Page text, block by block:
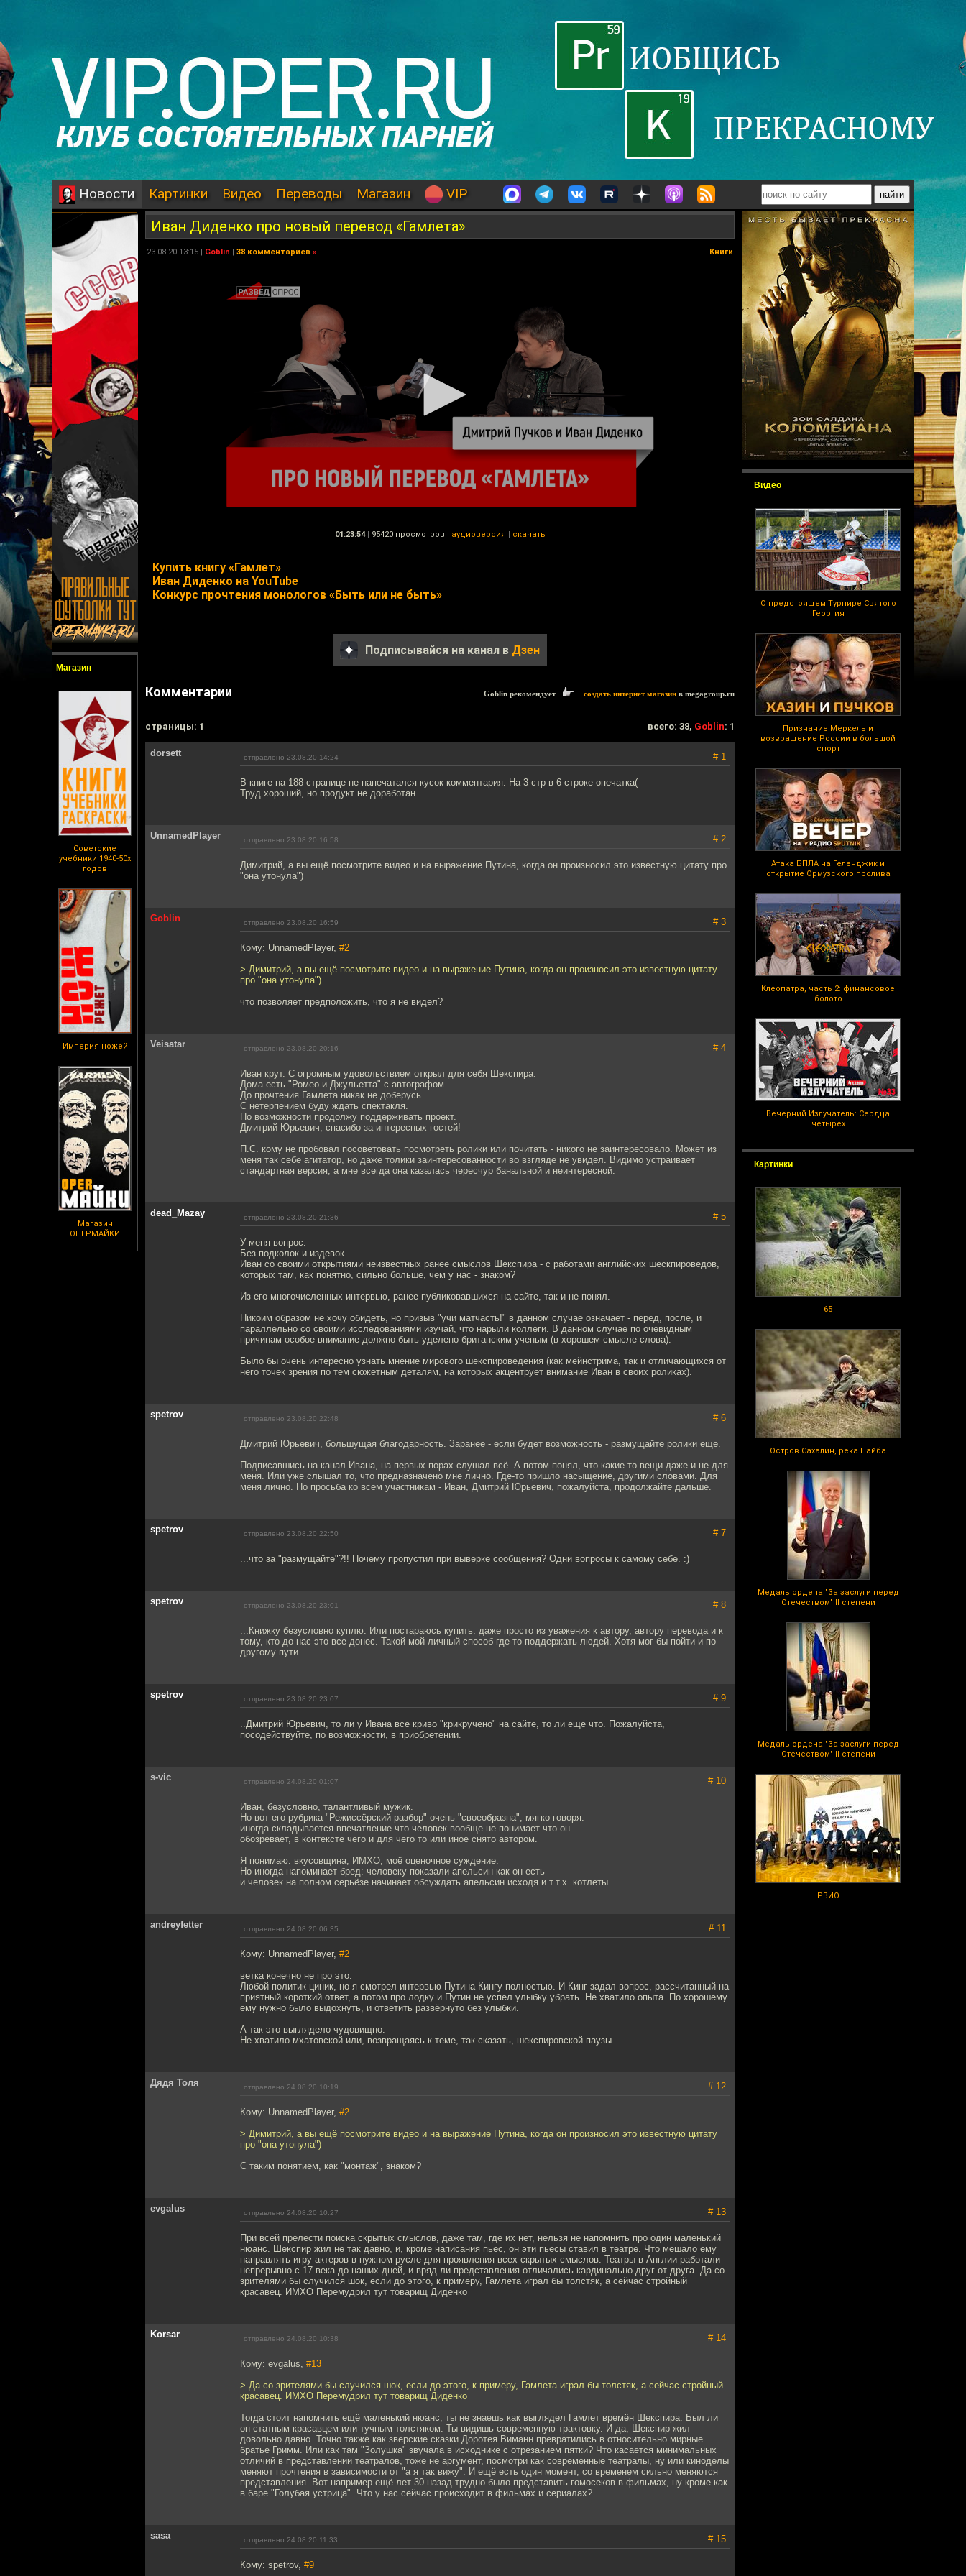
Новости Картинки Видео Переводы Магазин VIP
Магазин
Советские
учебники 1940-50х
годов
Империя ножей
Магазин
ОПЕРМАЙКИ
Видео
О предстоящем Турнире Святого
Георгия
Признание Меркель и
возвращение России в большой
спорт
Атака БПЛА на Геленджик и
открытие Ормузского пролива
Клеопатра, часть 2: финансовое
болото
Вечерний Излучатель: Сердца
четырех
Картинки
65
Остров Сахалин, река Найба
Медаль ордена "За заслуги перед
Отечеством" II степени
Медаль ордена "За заслуги перед
Отечеством" II степени
РВИО
Иван Диденко про новый перевод «Гамлета»
23.08.20 13:15 | Goblin | 38 комментариев » Книги
01:23:54 | 95420 просмотров | аудиоверсия | скачать
Купить книгу «Гамлет»
Иван Диденко на YouTube
Конкурс прочтения монологов «Быть или не быть»
Подписывайся на канал в Дзен
Комментарии Goblin рекомендует создать интернет магазин в megagroup.ru
cтраницы: 1 всего: 38, Goblin: 1
dorsett отправлено 23.08.20 14:24 # 1
В книге на 188 странице не напечатался кусок комментария. На 3 стр в 6 строке опечатка(
Труд хороший, но продукт не доработан.
UnnamedPlayer отправлено 23.08.20 16:58 # 2
Димитрий, а вы ещё посмотрите видео и на выражение Путина, когда он произносил это известную цитату про
"она утонула")
Goblin отправлено 23.08.20 16:59 # 3
Кому: UnnamedPlayer, #2
> Димитрий, а вы ещё посмотрите видео и на выражение Путина, когда он произносил это известную цитату
про "она утонула")
что позволяет предположить, что я не видел?
Veisatar отправлено 23.08.20 20:16 # 4
Иван крут. С огромным удовольствием открыл для себя Шекспира.
Дома есть "Ромео и Джульетта" с автографом.
До прочтения Гамлета никак не доберусь.
С нетерпением буду ждать спектакля.
По возможности продолжу поддерживать проект.
Дмитрий Юрьевич, спасибо за интересных гостей!
П.С. кому не пробовал посоветовать посмотреть ролики или почитать - никого не заинтересовало. Может из
меня так себе агитатор, но даже толики заинтересованности во взгляде не увидел. Видимо устраивает
стандартная версия, а мне всегда она казалась чересчур банальной и неинтересной.
dead_Mazay отправлено 23.08.20 21:36 # 5
У меня вопрос.
Без подколок и издевок.
Иван со своими открытиями неизвестных ранее смыслов Шекспира - с работами английских шескпироведов,
которых там, как понятно, сильно больше, чем у нас - знаком?
Из его многочисленных интервью, ранее публиковавшихся на сайте, так и не понял.
Никоим образом не хочу обидеть, но призыв "учи матчасть!" в данном случае означает - перед, после, и
параллельно со своими исследованиями изучай, что нарыли коллеги. В данном случае по очевидным
причинам особое внимание должно быть уделено британским ученым (в хорошем смысле слова).
Было бы очень интересно узнать мнение мирового шекспироведения (как мейнстрима, так и отличающихся от
него точек зрения по тем сюжетным деталям, на которых акцентрует внимание Иван в своих роликах).
spetrov отправлено 23.08.20 22:48 # 6
Дмитрий Юрьевич, большущая благодарность. Заранее - если будет возможность - размущайте ролики еще.
Подписавшись на канал Ивана, на первых порах слушал всё. А потом понял, что какие-то вещи даже и не для
меня. Или уже слышал то, что предназначено мне лично. Где-то пришло насыщение, другими словами. Для
меня лично. Но просьба ко всем участникам - Иван, Дмитрий Юрьевич, пожалуйста, продолжайте дальше.
spetrov отправлено 23.08.20 22:50 # 7
...что за "размущайте"?!! Почему пропустил при выверке сообщения? Одни вопросы к самому себе. :)
spetrov отправлено 23.08.20 23:01 # 8
...Книжку безусловно куплю. Или постараюсь купить. даже просто из уважения к автору, автору перевода и к
тому, кто до нас это все донес. Такой мой личный способ где-то поддержать людей. Хотя мог бы пойти и по
другому пути.
spetrov отправлено 23.08.20 23:07 # 9
..Дмитрий Юрьевич, то ли у Ивана все криво "крикручено" на сайте, то ли еще что. Пожалуйста,
посодействуйте, по возможности, в приобретении.
s-vic отправлено 24.08.20 01:07 # 10
Иван, безусловно, талантливый мужик.
Но вот его рубрика "Режиссёрский разбор" очень "своеобразна", мягко говоря:
иногда складывается впечатление что человек вообще не понимает что он
обозревает, в контексте чего и для чего то или иное снято автором.
Я понимаю: вкусовщина, ИМХО, моё оценочное суждение.
Но иногда напоминает бред: человеку показали апельсин как он есть
и человек на полном серьёзе начинает обсуждать апельсин исходя и т.т.х. котлеты.
andreyfetter отправлено 24.08.20 06:35 # 11
Кому: UnnamedPlayer, #2
ветка конечно не про это.
Любой политик циник, но я смотрел интервью Путина Кингу полностью. И Кинг задал вопрос, рассчитанный на
приятный короткий ответ, а потом про лодку и Путин не успел улыбку убрать. Не хватило опыта. По хорошему
ему нужно было выдохнуть, и ответить развёрнуто без улыбки.
А так это выглядело чудовищно.
Не хватило мхатовской или, возвращаясь к теме, так сказать, шекспировской паузы.
Дядя Толя отправлено 24.08.20 10:19 # 12
Кому: UnnamedPlayer, #2
> Димитрий, а вы ещё посмотрите видео и на выражение Путина, когда он произносил это известную цитату
про "она утонула")
С таким понятием, как "монтаж", знаком?
evgalus отправлено 24.08.20 10:27 # 13
При всей прелести поиска скрытых смыслов, даже там, где их нет, нельзя не напомнить про один маленький
нюанс. Шекспир жил не так давно, и, кроме написания пьес, он эти пьесы ставил в театре. Что мешало ему
направлять игру актеров в нужном русле для проявления всех скрытых смыслов. Театры в Англии работали
непрерывно с 17 века до наших дней, и вряд ли представления отличались кардинально друг от друга. Да со
зрителями бы случился шок, если до этого, к примеру, Гамлета играл бы толстяк, а сейчас стройный
красавец. ИМХО Перемудрил тут товарищ Диденко
Korsar отправлено 24.08.20 10:38 # 14
Кому: evgalus, #13
> Да со зрителями бы случился шок, если до этого, к примеру, Гамлета играл бы толстяк, а сейчас стройный
красавец. ИМХО Перемудрил тут товарищ Диденко
Тогда стоит напомнить ещё маленький нюанс, ты не знаешь как выглядел Гамлет времён Шекспира. Был ли
он статным красавцем или тучным толстяком. Ты видишь современную трактовку. И да, Шекспир жил
довольно давно. Точно также как зверские сказки Доротея Виманн превратились в относительно мирные
братье Гримм. Или как там "Золушка" звучала в исходнике с отрезанием пятки? Что касается минимальных
отличий в представлении театралов, тоже не аргумент, посмотри как современные театралы, ну или киноделы
меняют прочтения в зависимости от "а я так вижу". И ещё есть один момент, со временем сильно меняются
представления. Вот например ещё лет 30 назад трудно было представить гомосеков в фильмах, ну кроме как
в баре "Голубая устрица". Что у нас сейчас происходит в фильмах и сериалах?
sasa отправлено 24.08.20 11:33 # 15
Кому: spetrov, #9